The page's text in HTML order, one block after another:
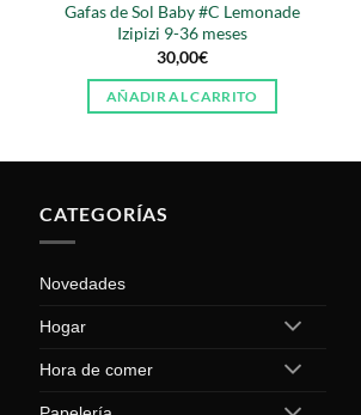
Gafas de Sol Baby #C Lemonade
Izipizi 9-36 meses
30,00€
AÑADIR AL CARRITO
CATEGORÍAS
Novedades
Hogar
Hora de comer